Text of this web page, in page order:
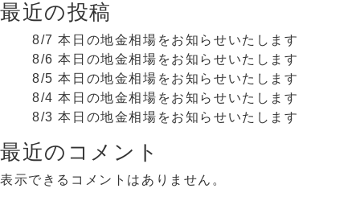
最近の投稿
8/7 本日の地金相場をお知らせいたします
8/6 本日の地金相場をお知らせいたします
8/5 本日の地金相場をお知らせいたします
8/4 本日の地金相場をお知らせいたします
8/3 本日の地金相場をお知らせいたします
最近のコメント
表示できるコメントはありません。